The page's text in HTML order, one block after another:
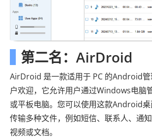
第二名：AirDroid
AirDroid 是一款适用于 PC 的Android
户欢迎，它允许用户通过Windows电脑
或平板电脑。您可以使用这款Android
传输多种文件，例如短信、联系人、通知
视频或文档。